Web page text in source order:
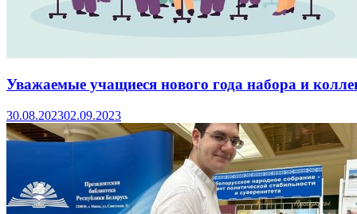
Уважаемые учащиеся нового года набора и
30.08.202302.09.2023